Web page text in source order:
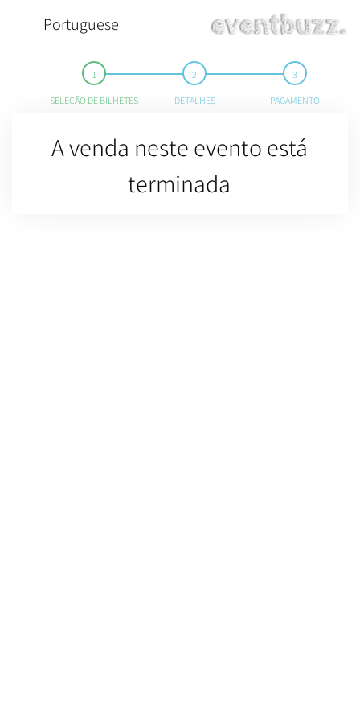
Portuguese
SELEÇÃO DE BILHETES DETALHES PAGAMENTO
A venda neste evento está
terminada